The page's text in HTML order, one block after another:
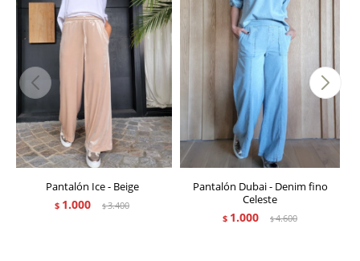
Pantalón Ice - Beige
$ 1.000 $3.400
Pantalón Dubai - Denim fino
Celeste
$ 1.000 $4.600